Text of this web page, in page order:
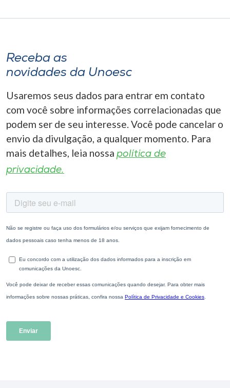
Receba as
novidades da Unoesc
Usaremos seus dados para entrar em contato
com você sobre informações correlacionadas que
podem ser de seu interesse. Você pode cancelar o
envio da divulgação, a qualquer momento. Para
mais detalhes, leia nossa política de
privacidade.